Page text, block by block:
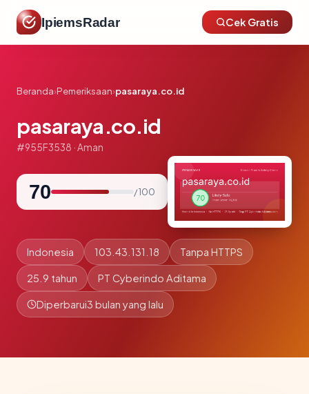
IpiemsRadar Cek Gratis
Beranda›Pemeriksaan›pasaraya.co.id
pasaraya.co.id
#955F3538 · Aman
70 / 100
Indonesia 103.43.131.18 Tanpa HTTPS
25.9 tahun PT Cyberindo Aditama
Diperbarui3 bulan yang lalu